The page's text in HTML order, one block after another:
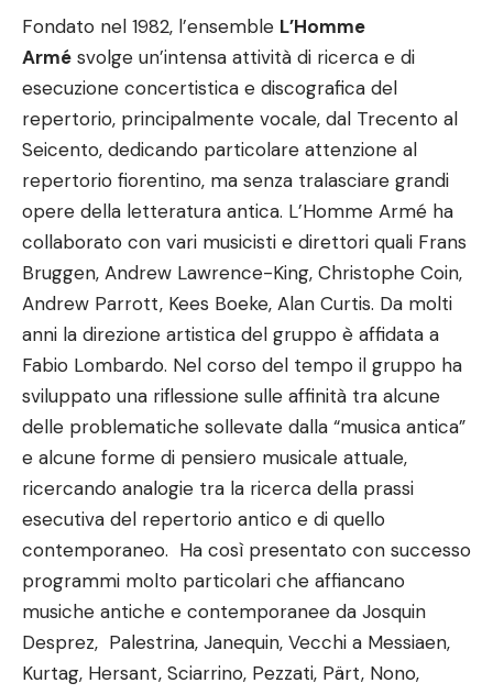
Fondato nel 1982, l’ensemble L’Homme
Armé svolge un’intensa attività di ricerca e di
esecuzione concertistica e discografica del
repertorio, principalmente vocale, dal Trecento al
Seicento, dedicando particolare attenzione al
repertorio fiorentino, ma senza tralasciare grandi
opere della letteratura antica. L’Homme Armé ha
collaborato con vari musicisti e direttori quali Frans
Bruggen, Andrew Lawrence-King, Christophe Coin,
Andrew Parrott, Kees Boeke, Alan Curtis. Da molti
anni la direzione artistica del gruppo è affidata a
Fabio Lombardo. Nel corso del tempo il gruppo ha
sviluppato una riflessione sulle affinità tra alcune
delle problematiche sollevate dalla “musica antica”
e alcune forme di pensiero musicale attuale,
ricercando analogie tra la ricerca della prassi
esecutiva del repertorio antico e di quello
contemporaneo. Ha così presentato con successo
programmi molto particolari che affiancano
musiche antiche e contemporanee da Josquin
Desprez, Palestrina, Janequin, Vecchi a Messiaen,
Kurtag, Hersant, Sciarrino, Pezzati, Pärt, Nono,